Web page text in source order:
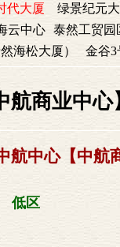
代大厦
绿景纪元
云中心 泰然工贸园
海松大厦） 金谷
航商业中
航中心【中航
低区